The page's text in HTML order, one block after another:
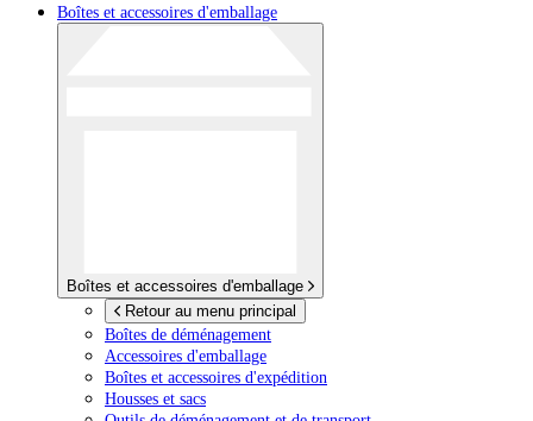
Boîtes et accessoires d'emballage
Boîtes et accessoires d'emballage
Retour au menu principal
Boîtes de déménagement
Accessoires d'emballage
Boîtes et accessoires d'expédition
Housses et sacs